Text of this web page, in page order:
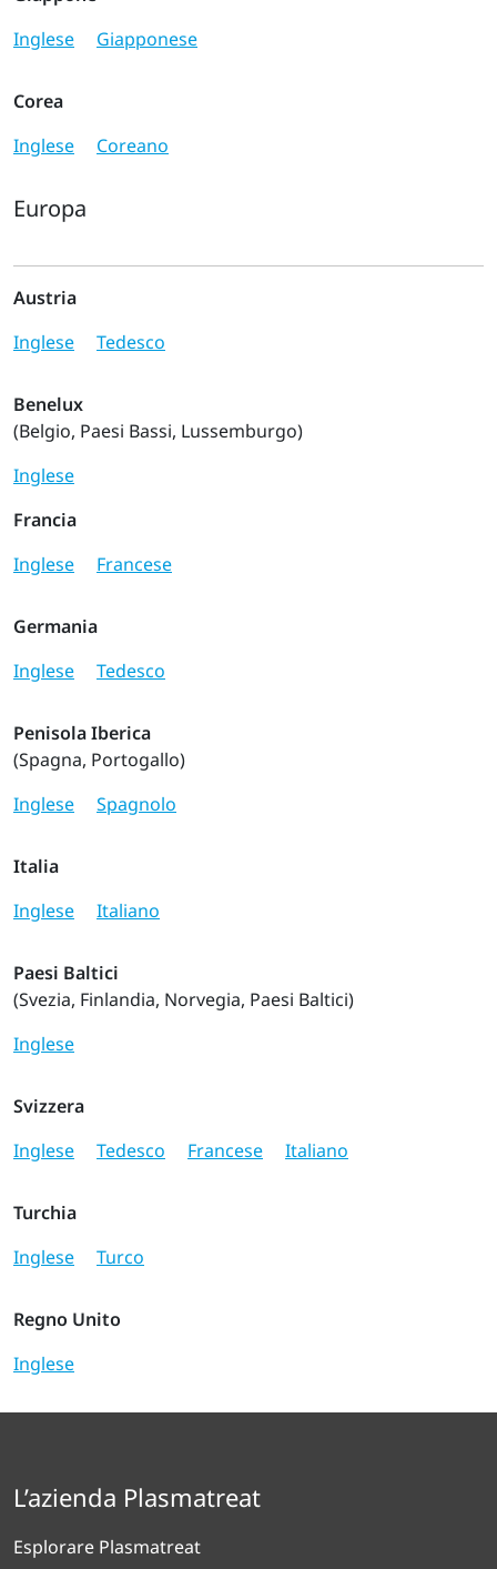
Inglese
Giapponese
Corea
Inglese
Coreano
Europa
Austria
Inglese
Tedesco
Benelux
(Belgio, Paesi Bassi, Lussemburgo)
Inglese
Francia
Inglese
Francese
Germania
Inglese
Tedesco
Penisola Iberica
(Spagna, Portogallo)
Inglese
Spagnolo
Italia
Inglese
Italiano
Paesi Baltici
(Svezia, Finlandia, Norvegia, Paesi Baltici)
Inglese
Svizzera
Inglese
Tedesco Francese Italiano
Turchia
Inglese
Turco
Regno Unito
Inglese
L’azienda Plasmatreat
Esplorare Plasmatreat